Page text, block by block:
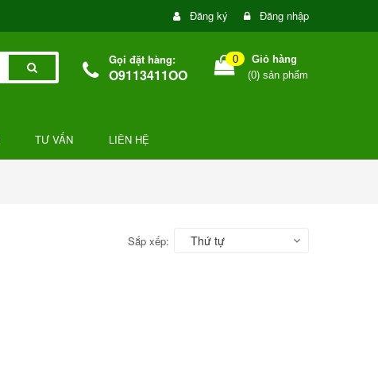
Đăng ký Đăng nhập
Gọi đặt hàng:
O9113411OO
0
Giỏ hàng
(0) sản phẩm
TƯ VẤN LIÊN HỆ
Sắp xếp: Thứ tự